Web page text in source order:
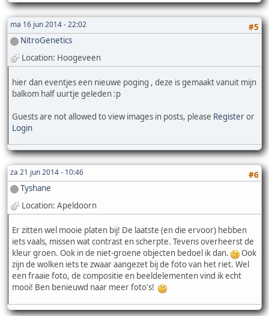
ma 16 jun 2014 - 22:02
#5
NitroGenetics
Location: Hoogeveen
hier dan eventjes een nieuwe poging , deze is gemaakt vanuit mijn
balkom half uurtje geleden :p
Guests are not allowed to view images in posts, please Registeror
Login
za 21 jun 2014 - 10:46
#6
Tyshane
Location: Apeldoorn
Er zitten wel mooie platen bij! De laatste (en die ervoor) hebben
iets vaals, missen wat contrast en scherpte. Tevens overheerst de
kleur groen. Ook in de niet-groene objecten bedoel ik dan.
Ook
zijn de wolken iets te zwaar aangezet bij de foto van het riet. Wel
een fraaie foto, de compositie en beeldelementen vind ik echt
mooi! Ben benieuwd naar meer foto's!